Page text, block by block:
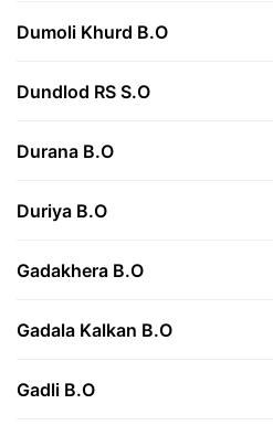
Dumoli Khurd B.O
Dundlod RS S.O
Durana B.O
Duriya B.O
Gadakhera B.O
Gadala Kalkan B.O
Gadli B.O